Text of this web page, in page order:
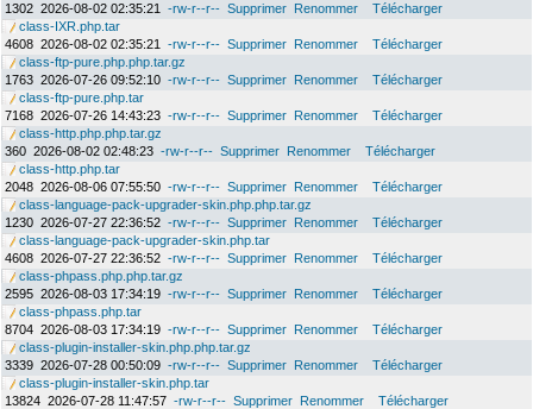
1302 2026-08-02 02:35:21 -rw-r--r-- Supprimer Renommer
Télécharger
class-IXR.php.tar
4608 2026-08-02 02:35:21 -rw-r--r-- Supprimer Renommer
Télécharger
class-ftp-pure.php.php.tar.gz
1763 2026-07-26 09:52:10 -rw-r--r-- Supprimer Renommer
Télécharger
class-ftp-pure.php.tar
7168 2026-07-26 14:43:23 -rw-r--r-- Supprimer Renommer
Télécharger
class-http.php.php.tar.gz
360 2026-08-02 02:48:23 -rw-r--r-- Supprimer Renommer
Télécharger
class-http.php.tar
2048 2026-08-06 07:55:50 -rw-r--r-- Supprimer Renommer
Télécharger
class-language-pack-upgrader-skin.php.php.tar.gz
1230 2026-07-27 22:36:52 -rw-r--r-- Supprimer Renommer
Télécharger
class-language-pack-upgrader-skin.php.tar
4608 2026-07-27 22:36:52 -rw-r--r-- Supprimer Renommer
Télécharger
class-phpass.php.php.tar.gz
2595 2026-08-03 17:34:19 -rw-r--r-- Supprimer Renommer
Télécharger
class-phpass.php.tar
8704 2026-08-03 17:34:19 -rw-r--r-- Supprimer Renommer
Télécharger
class-plugin-installer-skin.php.php.tar.gz
3339 2026-07-28 00:50:09 -rw-r--r-- Supprimer Renommer
Télécharger
class-plugin-installer-skin.php.tar
13824 2026-07-28 11:47:57 -rw-r--r-- Supprimer Renommer
Télécharger